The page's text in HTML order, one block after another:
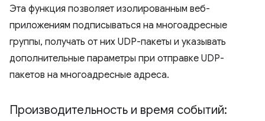
Эта функция позволяет изолированным веб-
приложениям подписываться на многоадресные
группы, получать от них UDP-пакеты и указывать
дополнительные параметры при отправке UDP-
пакетов на многоадресные адреса.
Производительность и время событий: